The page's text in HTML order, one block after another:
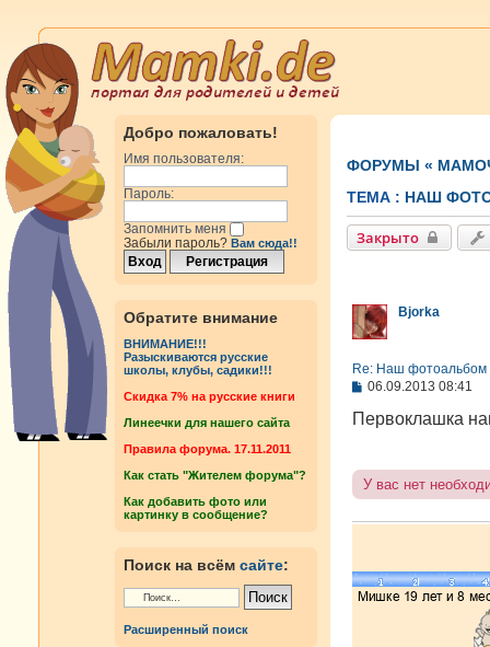
Добро пожаловать!
Имя пользователя:
Пароль:
Запомнить меня
Забыли пароль? Вам сюда!!
Обратите внимание
ВНИМАНИЕ!!!
Разыскиваются русские
школы, клубы, садики!!!
Cкидка 7% на русские книги
Линеечки для нашего сайта
Правила форума. 17.11.2011
Как стать "Жителем форума"?
Как добавить фото или
картинку в сообщение?
Поиск на всём сайте:
Расширенный поиск
ФОРУМЫ «
ТЕМА : НАШ
Закрыто
Bjorka
Re: Наш фотоальбом
С
о
н
и
06.09.2013 08:41
Первоклашка
У вас нет